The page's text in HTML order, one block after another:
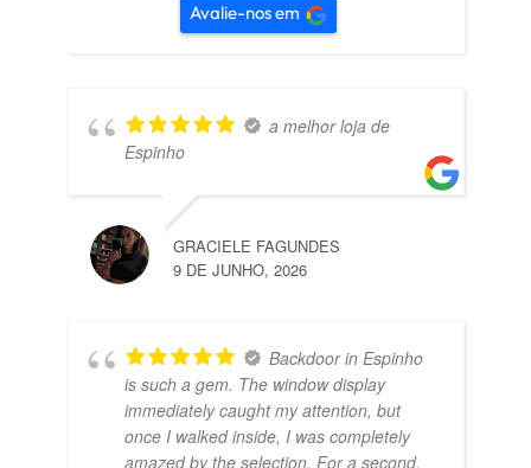
Avalie-nos em
a melhor loja de
Espinho
GRACIELE FAGUNDES
9 DE JUNHO, 2026
Backdoor in Espinho
is such a gem. The window display
immediately caught my attention, but
once I walked inside, I was completely
amazed by the selection. For a second,